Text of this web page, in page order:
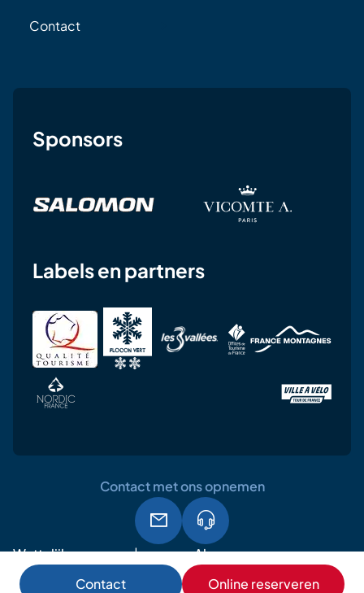
Contact Online reserveren
Contact
Sponsors
Labels en partners
Wettelijke
vermeldingen
AVG
Algemene
Contact met ons opnemen